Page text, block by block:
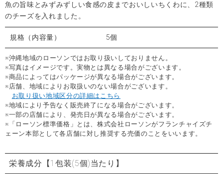
魚の旨味とみずみずしい食感の皮までおいしいちくわに、2種類
のチーズを入れました。
規格（内容量） 5個
※沖縄地域のローソンではお取り扱いしておりません。
※写真はイメージです。実物とは異なる場合がございます。
※商品によってはパッケージが異なる場合がございます。
※店舗、地域によりお取扱いのない場合がございます。
お取り扱い地域区分の詳細はこちら
※地域により予告なく販売終了になる場合がございます。
※一部の店舗により、発売日が異なる場合がございます。
※「ローソン標準価格」とは、株式会社ローソンがフランチャイズチ
ェーン本部として各店舗に対し推奨する売価のことをいいます。
栄養成分 【1包装(5個)当たり】